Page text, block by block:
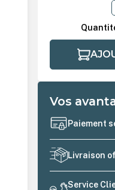
Vos
Paiement
Livraison
Service